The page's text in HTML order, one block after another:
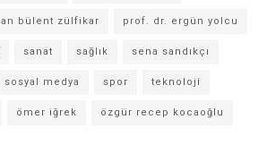
bülent zülfikar prof. dr. ergün yolcu
sanat sağlık sena sandıkçı
sosyal medya spor teknoloji
ömer iğrek özgür recep kocaoğlu